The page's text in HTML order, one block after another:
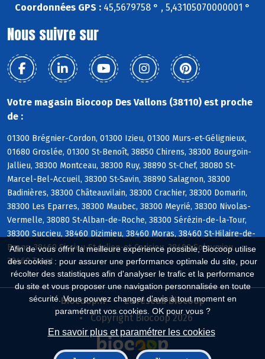
Afin de vous offrir la meilleure expérience possible, Biocoop utilise
des cookies : pour assurer une performance optimale du site, pour
récolter des statistiques afin d'analyser le trafic et la performance
du site et vous proposer une navigation personnalisée en toute
sécurité. Vous pouvez changer d'avis à tout moment en
paramétrant vos cookies. OK pour vous ?
En savoir plus et paramétrer les cookies
Coordonnées GPS : 45,5679758 ° , 5,43105070000001 °
Nous suivre sur
Votre magasin Biocoop Des Vallons (38110) est proche
de :
01300 Brégnier-Cordon, 01300 Izieu, 01300 Murs-et-Gélignieux,
01680 Groslée, 01300 St-Benoît, 38850 Chirens, 38300 Bourgoin-
Jallieu, 38300 Montceau, 38300 Ruy, 38890 St-Chef, 38080 St-
Marcel-Bel-Accueil, 38300 St-Savin, 38890 Salagnon, 38300
Badinières, 38300 Châteauvilain, 38300 Crachier, 38300 Domarin,
38300 Les Eparres, 38300 Maubec, 38300 Meyrié, 38300 Nivolas-
Vermelle, 38080 St-Alban-de-Roche, 38300 Sérézin-de-la-Tour,
38300 Succieu, 38460 Dizimieu, 38460 Moras, 38460 St-Hilaire-de-
Brens, 38460 Siccieu-St-Julien-et-Carisieu, 38460 Soleymieu,
38460 Trept
Biocoop.fr
Le réseau Biocoop
Copyright Biocoop 2026